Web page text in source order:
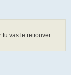
tu vas le retrouver